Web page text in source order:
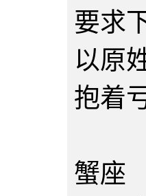
要求
以原
抱着
蟹座